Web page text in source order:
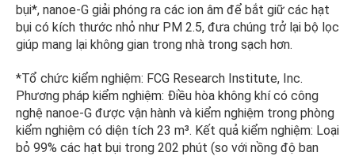
bụi*, nanoe-G giải phóng ra các ion âm để bắt giữ các hạt
bụi có kích thước nhỏ như PM 2.5, đưa chúng trở lại bộ lọc
giúp mang lại không gian trong nhà trong sạch hơn.
*Tổ chức kiểm nghiệm: FCG Research Institute, Inc.
Phương pháp kiểm nghiệm: Điều hòa không khí có công
nghệ nanoe-G được vận hành và kiểm nghiệm trong phòng
kiểm nghiệm có diện tích 23 m³. Kết quả kiểm nghiệm: Loại
bỏ 99% các hạt bụi trong 202 phút (so với nồng độ ban